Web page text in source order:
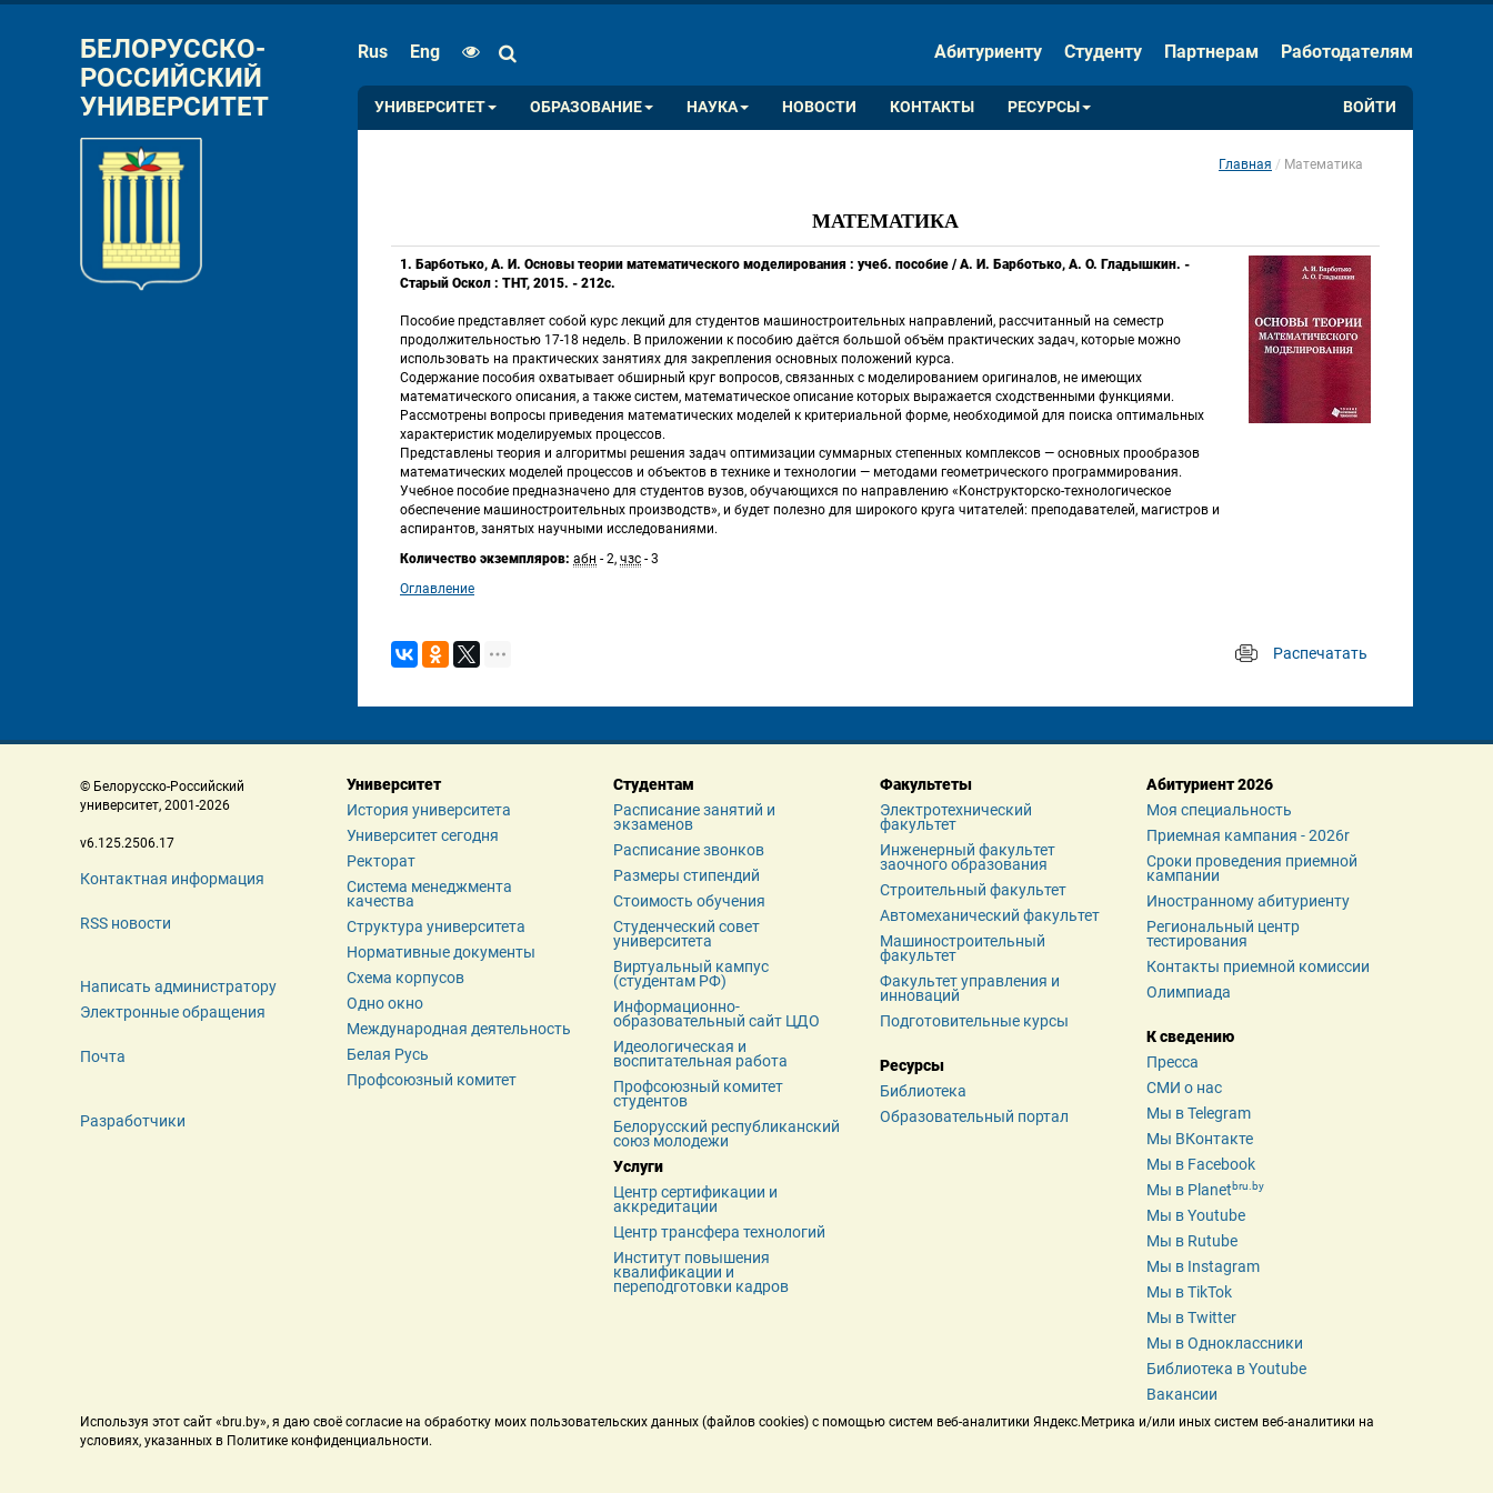
РАЗМЕР ШРИФТА
AA
ИНТЕРВАЛ
AA A A A A A
ИЗОБРАЖЕНИЯ Скрыть панель
Обычная версия сайта
БЕЛОРУССКО-
РОССИЙСКИЙ
УНИВЕРСИТЕТ
Rus Eng Абитуриенту Студенту Партнерам Работодателям
УНИВЕРСИТЕТ ОБРАЗОВАНИЕ НАУКА НОВОСТИ КОНТАКТЫ РЕСУРСЫ ВОЙТИ
Главная Математика
МАТЕМАТИКА
1. Барботько, А. И. Основы теории математического моделирования : учеб. пособие / А. И. Барботько, А. О. Гладышкин. -
Старый Оскол : ТНТ, 2015. - 212с.
Пособие представляет собой курс лекций для студентов машиностроительных направлений, рассчитанный на семестр
продолжительностью 17-18 недель. В приложении к пособию даётся большой объём практических задач, которые можно
использовать на практических занятиях для закрепления основных положений курса.
Содержание пособия охватывает обширный круг вопросов, связанных с моделированием оригиналов, не имеющих
математического описания, а также систем, математическое описание которых выражается сходственными функциями.
Рассмотрены вопросы приведения математических моделей к критериальной форме, необходимой для поиска оптимальных
характеристик моделируемых процессов.
Представлены теория и алгоритмы решения задач оптимизации суммарных степенных комплексов — основных прообразов
математических моделей процессов и объектов в технике и технологии — методами геометрического программирования.
Учебное пособие предназначено для студентов вузов, обучающихся по направлению «Конструкторско-технологическое
обеспечение машиностроительных производств», и будет полезно для широкого круга читателей: преподавателей, магистров и
аспирантов, занятых научными исследованиями.
Количество экземпляров: абн - 2, чзс - 3
Оглавление
Распечатать
© Белорусско-Российский
университет, 2001-2026
v6.125.2506.17
Контактная информация
RSS новости
Написать администратору
Электронные обращения
Почта
Разработчики
Университет
История университета
Университет сегодня
Ректорат
Система менеджмента
качества
Структура университета
Нормативные документы
Схема корпусов
Одно окно
Международная деятельность
Белая Русь
Профсоюзный комитет
Студентам
Расписание занятий и
экзаменов
Расписание звонков
Размеры стипендий
Стоимость обучения
Студенческий совет
университета
Виртуальный кампус
(студентам РФ)
Информационно-
образовательный сайт ЦДО
Идеологическая и
воспитательная работа
Профсоюзный комитет
студентов
Белорусский республиканский
союз молодежи
Услуги
Центр сертификации и
аккредитации
Центр трансфера технологий
Институт повышения
квалификации и
переподготовки кадров
Факультеты
Электротехнический
факультет
Инженерный факультет
заочного образования
Строительный факультет
Автомеханический факультет
Машиностроительный
факультет
Факультет управления и
инноваций
Подготовительные курсы
Ресурсы
Библиотека
Образовательный портал
Абитуриент 2026
Моя специальность
Приемная кампания - 2026r
Сроки проведения приемной
кампании
Иностранному абитуриенту
Региональный центр
тестирования
Контакты приемной комиссии
Олимпиада
К сведению
Пресса
СМИ о нас
Мы в Telegram
Мы ВКонтакте
Мы в Facebook
Мы в Planetbru.by
Мы в Youtube
Мы в Rutube
Мы в Instagram
Мы в TikTok
Мы в Twitter
Мы в Одноклассники
Библиотека в Youtube
Вакансии
Используя этот сайт «bru.by», я даю своё согласие на обработку моих пользовательских данных (файлов cookies) с помощью систем веб-аналитики Яндекс.Метрика и/или иных систем веб-аналитики на
условиях, указанных в Политике конфиденциальности.